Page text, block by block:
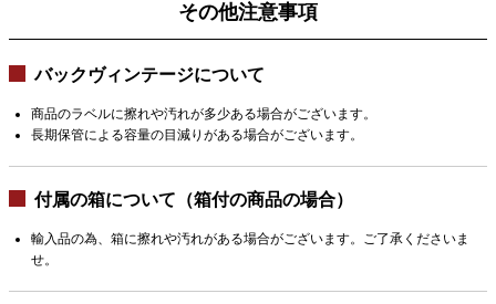
その他注意事項
バックヴィンテージについて
商品のラベルに擦れや汚れが多少ある場合がございます。
長期保管による容量の目減りがある場合がございます。
付属の箱について（箱付の商品の場合）
輸入品の為、箱に擦れや汚れがある場合がございます。ご了承くださいま
せ。